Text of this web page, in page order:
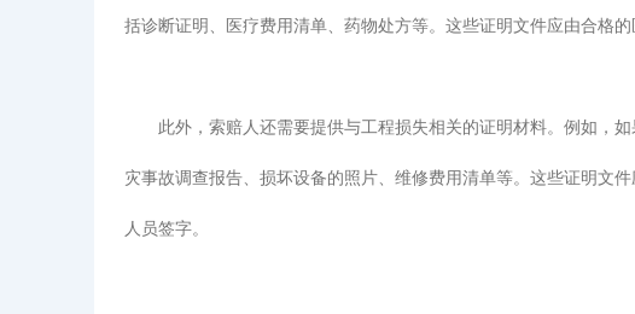
括诊断证明、医疗费用清单、药物处方等。这些证明文件应由合格
此外，索赔人还需要提供与工程损失相关的证明材料。例如，
灾事故调查报告、损坏设备的照片、维修费用清单等。这些证明文
人员签字。